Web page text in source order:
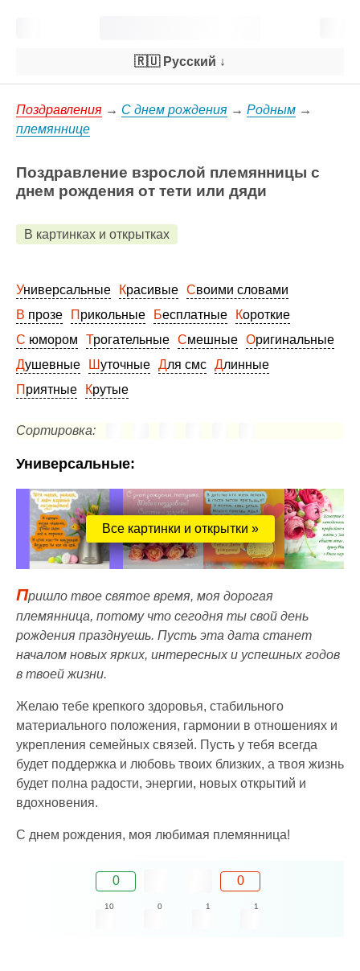
🇷🇺 Русский ↓
Поздравления → С днем рождения → Родным →
племяннице
Поздравление взрослой племянницы с
днем рождения от тети или дяди
В картинках и открытках
Универсальные Красивые
Своими словами
В прозе
Прикольные Бесплатные
Короткие
С юмором
Трогательные Смешные
Оригинальные
Душевные
Шуточные Для смс
Длинные
Приятные
Крутые
Сортировка:
Универсальные:
Все картинки и открытки »
Пришло твое святое время, моя дорогая
племянница, потому что сегодня ты свой день
рождения празднуешь. Пусть эта дата станет
началом новых ярких, интересных и успешных годов
в твоей жизни.
Желаю тебе крепкого здоровья, стабильного
материального положения, гармонии в отношениях и
укрепления семейных связей. Пусть у тебя всегда
будет поддержка и любовь твоих близких, а твоя жизнь
будет полна радости, энергии, новых открытий и
вдохновения.
С днем рождения, моя любимая племянница!
0 0
10 0 1 1